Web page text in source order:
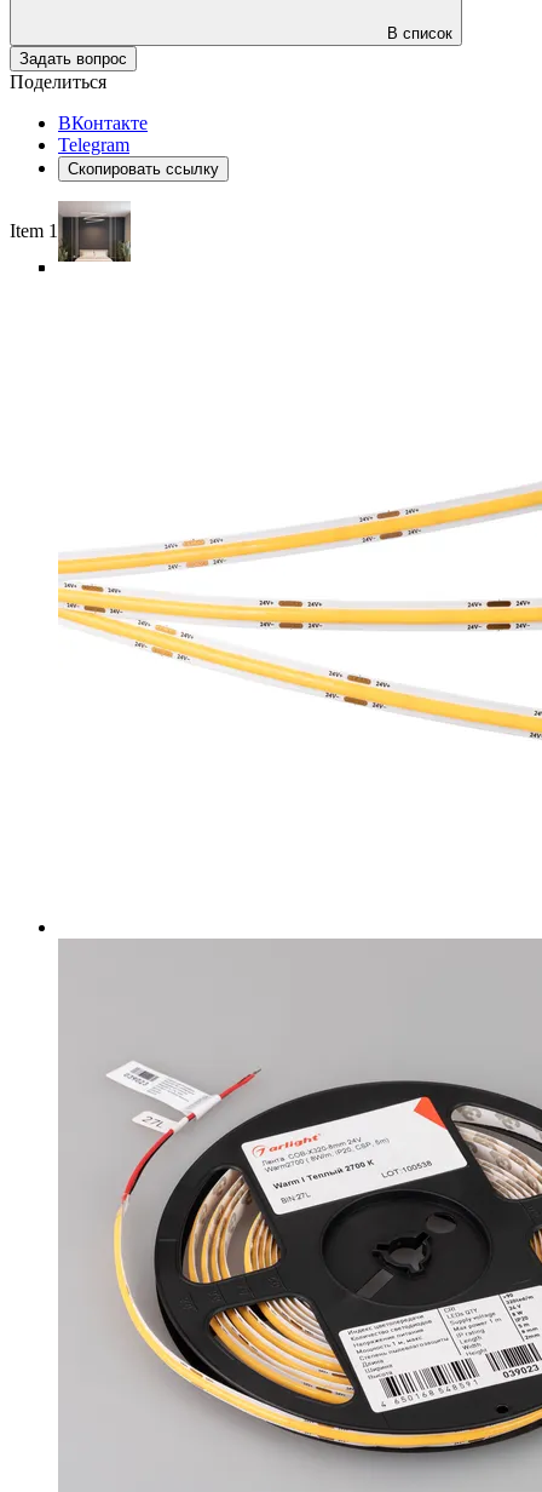
В список
Задать вопрос
Поделиться
ВКонтакте
Telegram
Скопировать ссылку
Item 1 of 6